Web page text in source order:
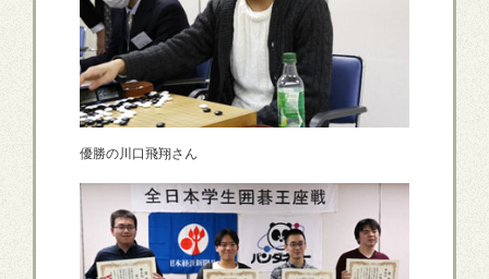
優勝の川口飛翔さん